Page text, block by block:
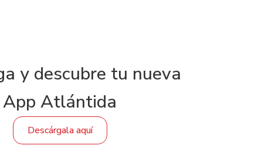
y descubre tu nueva
App Atlántida
Descárgala aquí